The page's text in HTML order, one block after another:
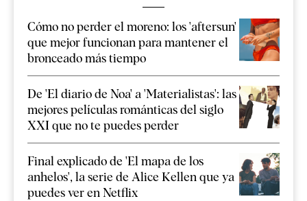
Cómo no perder el moreno: los 'aftersun'
que mejor funcionan para mantener el
bronceado más tiempo
De 'El diario de Noa' a 'Materialistas': las
mejores películas románticas del siglo
XXI que no te puedes perder
Final explicado de 'El mapa de los
anhelos', la serie de Alice Kellen que ya
puedes ver en Netflix